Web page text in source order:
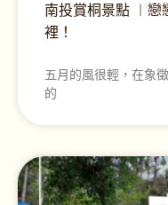
南投賞桐景點 ︱戀
裡！
五月的風很輕，在象
的